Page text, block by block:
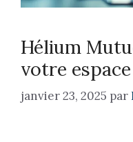
Hélium
votre
janvier 23, 2025 par